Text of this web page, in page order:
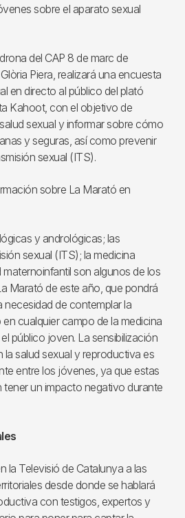
sobre el aparato sexual
del CAP 8 de marc de
Piera, realizará una encuesta
en directo al público del plató
Kahoot, con el objetivo de
sexual y informar sobre cómo
y seguras, así como prevenir
sexual (ITS).
sobre La Marató en
y andrológicas; las
sexual (ITS); la medicina
son algunos de los
Marató de este año, que pondrá
necesidad de contemplar la
cualquier campo de la medicina
público joven. La sensibilización
salud sexual y reproductiva es
entre los jóvenes, ya que estas
tener un impacto negativo durante
la Televisió de Catalunya a las
desde donde se hablará
con testigos, expertos y